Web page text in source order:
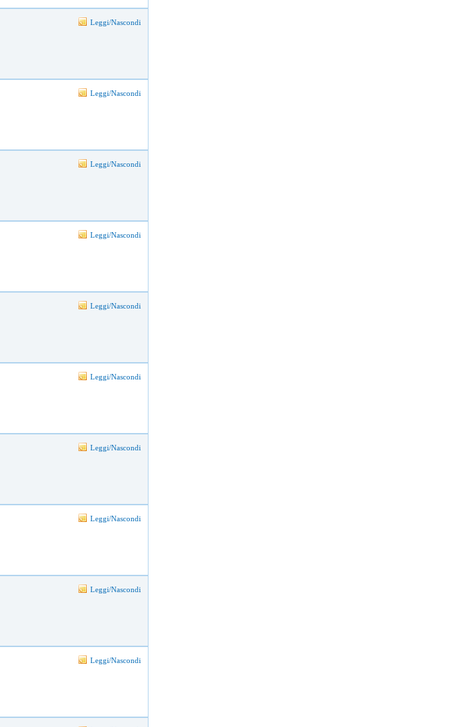
Leggi/Nascondi
Leggi/Nascondi
Leggi/Nascondi
Leggi/Nascondi
Leggi/Nascondi
Leggi/Nascondi
Leggi/Nascondi
Leggi/Nascondi
Leggi/Nascondi
Leggi/Nascondi